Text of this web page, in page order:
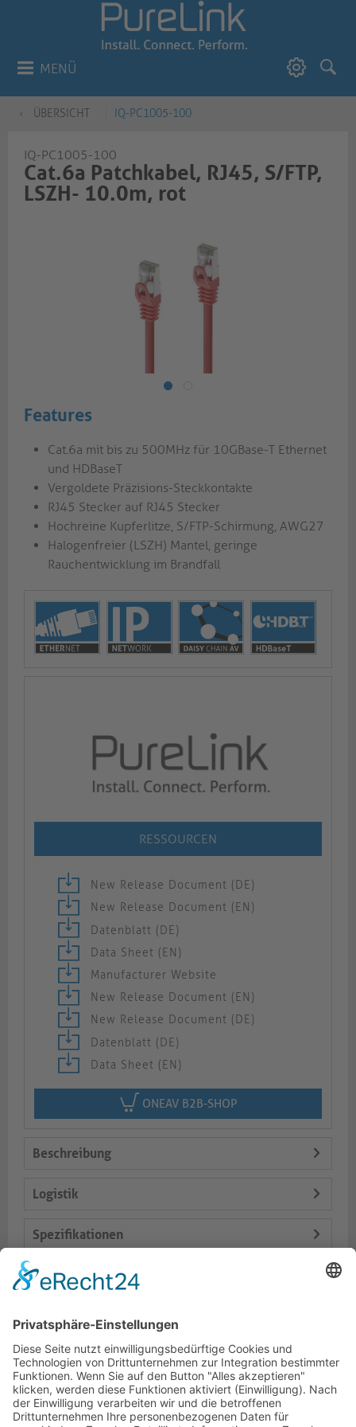
MENÜ
ÜBERSICHT IQ-PC1005-100
IQ-PC1005-100
Cat.6a Patchkabel, RJ45, S/FTP,
LSZH- 10.0m, rot
Features
Cat.6a mit bis zu 500MHz für 10GBase-T Ethernet
und HDBaseT
Vergoldete Präzisions-Steckkontakte
RJ45 Stecker auf RJ45 Stecker
Hochreine Kupferlitze, S/FTP-Schirmung, AWG27
Halogenfreier (LSZH) Mantel, geringe
Rauchentwicklung im Brandfall
RESSOURCEN
New Release Document (DE)
New Release Document (EN)
Datenblatt (DE)
Data Sheet (EN)
Manufacturer Website
New Release Document (EN)
New Release Document (DE)
Datenblatt (DE)
Data Sheet (EN)
ONEAV B2B-SHOP
Beschreibung
Logistik
Spezifikationen
Lieferumfang
Varianten
Dokumente